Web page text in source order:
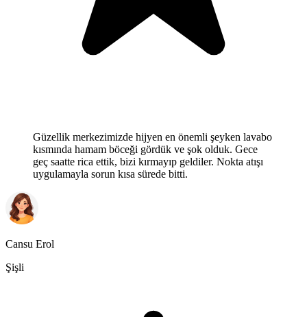
Güzellik merkezimizde hijyen en önemli şeyken lavabo
kısmında hamam böceği gördük ve şok olduk. Gece
geç saatte rica ettik, bizi kırmayıp geldiler. Nokta atışı
uygulamayla sorun kısa sürede bitti.
Cansu Erol
Şişli